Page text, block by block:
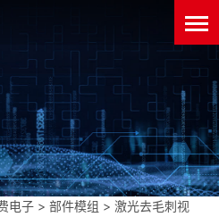
电子 >部件模组 >激光去毛刺视